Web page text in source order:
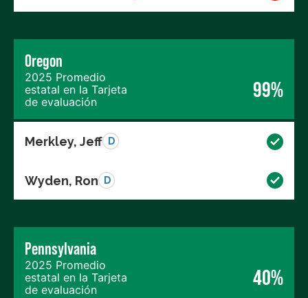
Oregon
2025 Promedio
estatal en la Tarjeta
de evaluación
99%
Merkley, Jeff D
Wyden, Ron D
Pennsylvania
2025 Promedio
estatal en la Tarjeta
de evaluación
40%